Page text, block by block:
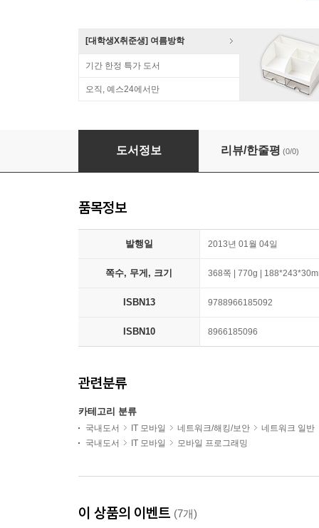
[대학생X취준생] 여름방학
기간 한정 특가 도서
오직, 예스24에서만
iOS 모바일 웹앱
도서정보 리뷰/한줄평 (0/0)
품목정보
발행일 2013년 01월 04일
쪽수, 무게, 크기 368쪽 | 770g |
ISBN13 9788966185092
ISBN10 8966185096
관련분류
카테고리 분류
국내도서 IT 모바일 네트워크/해킹/보안
네트워크 일반
국내도서
IT 모바일 모바일 프로그래밍
이 상품의 이벤트 (7개)